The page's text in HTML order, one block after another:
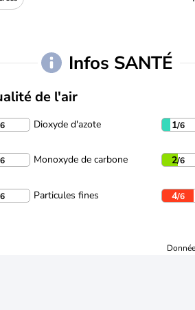
Infos SANTÉ
de l'air
Dioxyde d'azote 1/6
Monoxyde de carbone 2/6
Particules fines 4/6